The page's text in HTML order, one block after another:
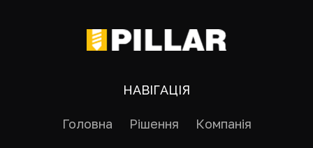
НАВІГАЦІЯ
Головна Рішення Компанія